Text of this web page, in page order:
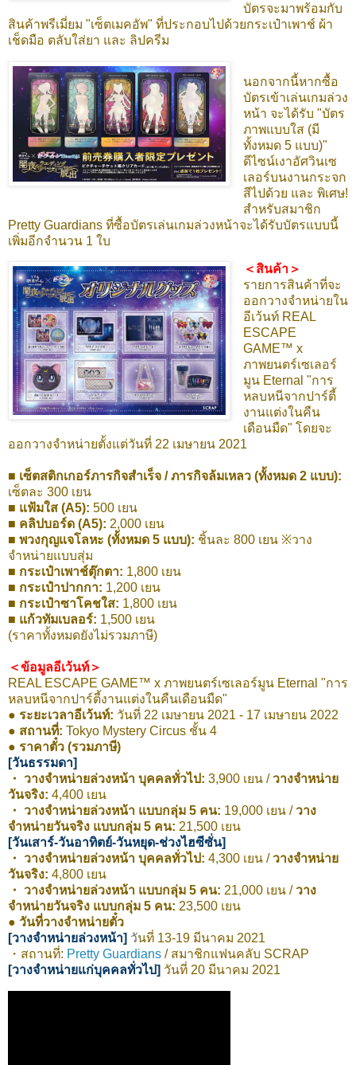
บัตรจะมาพร้อมกับ
สินค้าพรีเมี่ยม "เซ็ตเมคอัพ" ที่ประกอบไปด้วยกระเป๋าเพาช์ ผ้า
เช็ดมือ ตลับใส่ยา และ ลิปครีม
นอกจากนี้หากซื้อ
บัตรเข้าเล่นเกมล่วง
หน้า จะได้รับ "บัตร
ภาพแบบใส (มี
ทั้งหมด 5 แบบ)"
ดีไซน์เงาอัศวินเซ
เลอร์บนงานกระจก
สีไปด้วย และ พิเศษ!
สำหรับสมาชิก
Pretty Guardians ที่ซื้อบัตรเล่นเกมล่วงหน้าจะได้รับบัตรแบบนี้
เพิ่มอีกจำนวน 1 ใบ
＜สินค้า＞
รายการสินค้าที่จะ
ออกวางจำหน่ายใน
อีเว้นท์ REAL
ESCAPE
GAME™ x
ภาพยนตร์เซเลอร์
มูน Eternal "การ
หลบหนีจากปาร์ตี้
งานแต่งในคืน
เดือนมืด" โดยจะ
ออกวางจำหน่ายตั้งแต่วันที่ 22 เมษายน 2021
■ เซ็ตสติกเกอร์ภารกิจสำเร็จ / ภารกิจล้มเหลว (ทั้งหมด 2 แบบ):
เซ็ตละ 300 เยน
■ แฟ้มใส (A5): 500 เยน
■ คลิปบอร์ด (A5): 2,000 เยน
■ พวงกุญแจโลหะ (ทั้งหมด 5 แบบ): ชิ้นละ 800 เยน ※วาง
จำหน่ายแบบสุ่ม
■ กระเป๋าเพาช์ตุ๊กตา: 1,800 เยน
■ กระเป๋าปากกา: 1,200 เยน
■ กระเป๋าซาโคชใส: 1,800 เยน
■ แก้วทัมเบลอร์: 1,500 เยน
(ราคาทั้งหมดยังไม่รวมภาษี)
＜ข้อมูลอีเว้นท์＞
REAL ESCAPE GAME™ x ภาพยนตร์เซเลอร์มูน Eternal "การ
หลบหนีจากปาร์ตี้งานแต่งในคืนเดือนมืด"
● ระยะเวลาอีเว้นท์: วันที่ 22 เมษายน 2021 - 17 เมษายน 2022
● สถานที่: Tokyo Mystery Circus ชั้น 4
● ราคาตั๋ว (รวมภาษี)
[วันธรรมดา]
・ วางจำหน่ายล่วงหน้า บุคคลทั่วไป: 3,900 เยน / วางจำหน่าย
วันจริง: 4,400 เยน
・ วางจำหน่ายล่วงหน้า แบบกลุ่ม 5 คน: 19,000 เยน / วาง
จำหน่ายวันจริง แบบกลุ่ม 5 คน: 21,500 เยน
[วันเสาร์-วันอาทิตย์-วันหยุด-ช่วงไฮซีซั่น]
・ วางจำหน่ายล่วงหน้า บุคคลทั่วไป: 4,300 เยน / วางจำหน่าย
วันจริง: 4,800 เยน
・ วางจำหน่ายล่วงหน้า แบบกลุ่ม 5 คน: 21,000 เยน / วาง
จำหน่ายวันจริง แบบกลุ่ม 5 คน: 23,500 เยน
● วันที่วางจำหน่ายตั๋ว
[วางจำหน่ายล่วงหน้า] วันที่ 13-19 มีนาคม 2021
・สถานที่: Pretty Guardians / สมาชิกแฟนคลับ SCRAP
[วางจำหน่ายแก่บุคคลทั่วไป] วันที่ 20 มีนาคม 2021